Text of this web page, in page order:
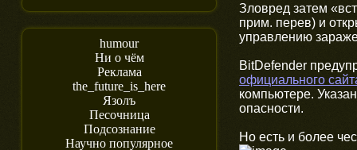
humour
Ни о чём
Реклама
the_future_is_here
Язолъ
Песочница
Подсознание
Научно популярное
Зловред затем
прим. перев) и
управлению
BitDefender
официального
компьютере.
опасности.
Но есть и более